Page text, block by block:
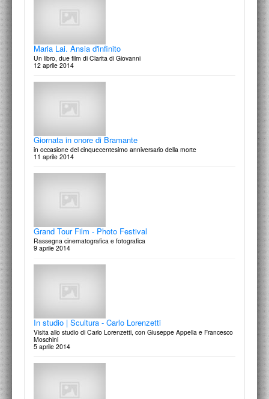
Omaggio a Giuseppe Panza di Biumo
La passione della collezione
11 dicembre 2014
Maria Lai. Ansia d'infinito
Un libro, due film di Clarita di Giovanni
Giornata in onore di Bramante
in occasione del cinquecentesimo anniversario della morte
Grand Tour Film - Photo Festival
Rassegna cinematografica e fotografica
In studio | Scultura - Carlo Lorenzetti
Visita allo studio di Carlo Lorenzetti, con Giuseppe Appella e Francesco
Segno / Colore - Arte, architettura, scienza, musica,